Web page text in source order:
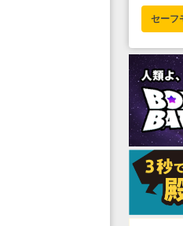
セーフ